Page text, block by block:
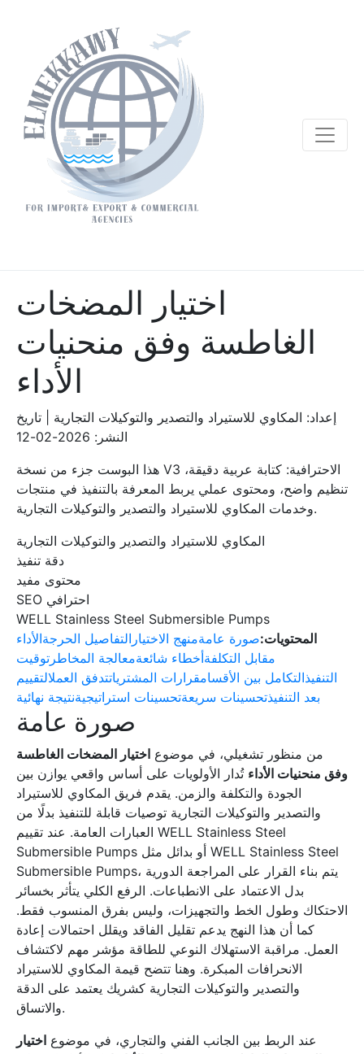
اختيار المضخات
الغاطسة وفق منحنيات
الأداء
إعداد: المكاوي للاستيراد والتصدير والتوكيلات التجارية | تاريخ
النشر: 2026-02-12
هذا البوست جزء من نسخة V3 الاحترافية: كتابة عربية دقيقة،
تنظيم واضح، ومحتوى عملي يربط المعرفة بالتنفيذ في منتجات
وخدمات المكاوي للاستيراد والتصدير والتوكيلات التجارية.
المكاوي للاستيراد والتصدير والتوكيلات التجارية
دقة تنفيذ
محتوى مفيد
SEO احترافي
WELL Stainless Steel Submersible Pumps
المحتويات:صورة عامةمنهج الاختيار التفاصيل الحرجةالأداء
مقابل التكلفةأخطاء شائعةمعالجة المخاطر توقيت
التنفيذالتكامل بين الأقسامقرارات المشترياتتدفق العملالتقييم
بعد التنفيذتحسينات سريعةتحسينات استراتيجيةنتيجة نهائية
صورة عامة
من منظور تشغيلي، في موضوع اختيار المضخات الغاطسة
وفق منحنيات الأداء تُدار الأولويات على أساس واقعي يوازن بين
الجودة والتكلفة والزمن. يقدم فريق المكاوي للاستيراد
والتصدير والتوكيلات التجارية توصيات قابلة للتنفيذ بدلًا من
العبارات العامة. عند تقييم WELL Stainless Steel
Submersible Pumps أو بدائل مثل WELL Stainless Steel
Submersible Pumps، يتم بناء القرار على المراجعة الدورية
بدل الاعتماد على الانطباعات. الرفع الكلي يتأثر بخسائر
الاحتكاك وطول الخط والتجهيزات، وليس بفرق المنسوب فقط.
كما أن هذا النهج يدعم تقليل الفاقد ويقلل احتمالات إعادة
العمل. مراقبة الاستهلاك النوعي للطاقة مؤشر مهم لاكتشاف
الانحرافات المبكرة. وهنا تتضح قيمة المكاوي للاستيراد
والتصدير والتوكيلات التجارية كشريك يعتمد على الدقة
والاتساق.
عند الربط بين الجانب الفني والتجاري، في موضوع اختيار